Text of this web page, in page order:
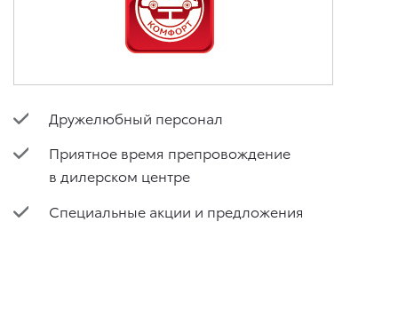
Дружелюбный персонал
Приятное время препровождение
в дилерском центре
Специальные акции и предложения